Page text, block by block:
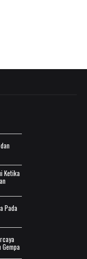
Ketika
Pada